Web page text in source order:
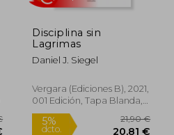
Disciplina sin
Lagrimas
Daniel J. Siegel
Vergara (Ediciones B), 2021,
001 Edición, Tapa Blanda,
Nuevo